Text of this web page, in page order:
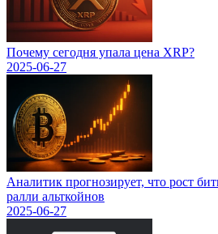
Почему сегодня упала цена XRP?
2025-06-27
Аналитик прогнозирует, что рост
ралли альткойнов
2025-06-27